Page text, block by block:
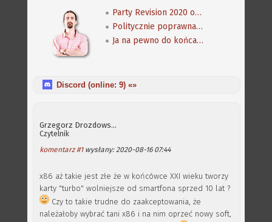
Party Revision 2020 odwołane
Politycznie poprawna Amiga w muzeum Warhola
Ja na pewno do końca normalny nie jestem...
Discord (online: 9) «»
Grzegorz Drozdowski
Czytelnik
komentarz #1wysłany: 2020-08-16 07:44
x86 aż takie jest złe że w końcówce XXI wieku tworzy
karty "turbo" wolniejsze od smartfona sprzed 10 lat ?
Czy to takie trudne do zaakceptowania, że
należałoby wybrać tani x86 i na nim oprzeć nowy soft,